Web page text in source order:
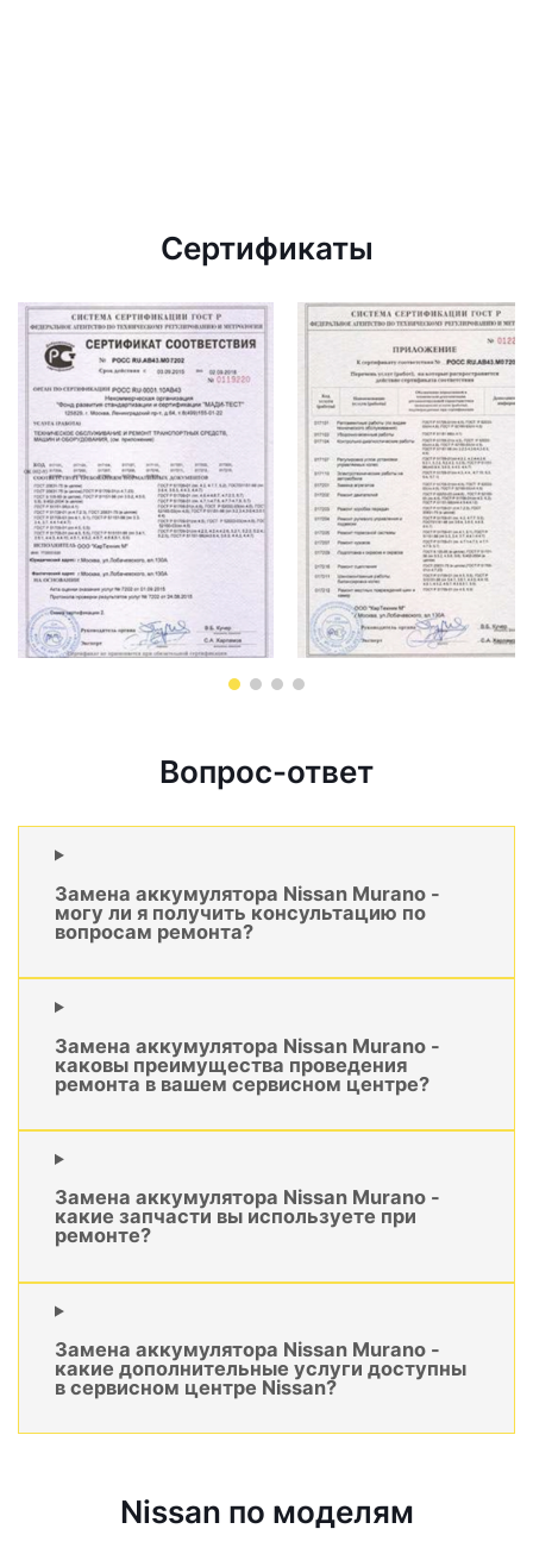
Сертификаты
Вопрос-ответ
Замена аккумулятора Nissan Murano -
могу ли я получить консультацию по
вопросам ремонта?
Замена аккумулятора Nissan Murano -
каковы преимущества проведения
ремонта в вашем сервисном центре?
Замена аккумулятора Nissan Murano -
какие запчасти вы используете при
ремонте?
Замена аккумулятора Nissan Murano -
какие дополнительные услуги доступны
в сервисном центре Nissan?
Nissan по моделям